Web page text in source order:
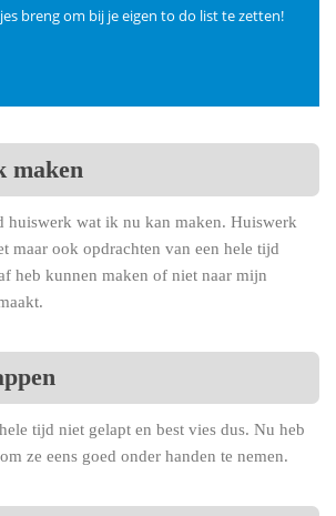
breng om bij je eigen to do list te zetten!
maken
huiswerk wat ik nu kan maken. Huiswerk
maar ook opdrachten van een hele tijd
heb kunnen maken of niet naar mijn
tijd niet gelapt en best vies dus. Nu heb
ze eens goed onder handen te nemen.